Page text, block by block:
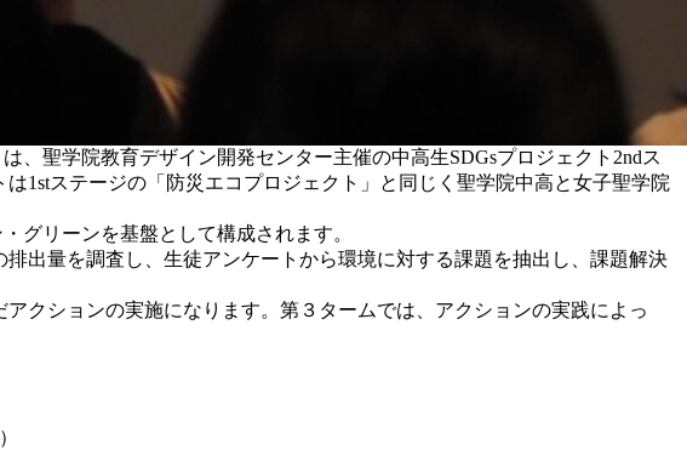
、聖学院教育デザイン開発センター主催の中高生SDGsプロジェクト2ndス
1stステージの「防災エコプロジェクト」と同じく聖学院中高と女子聖学院
グリーンを基盤として構成されます。
出量を調査し、生徒アンケートから環境に対する課題を抽出し、課題解決
クションの実施になります。第３タームでは、アクションの実践によっ